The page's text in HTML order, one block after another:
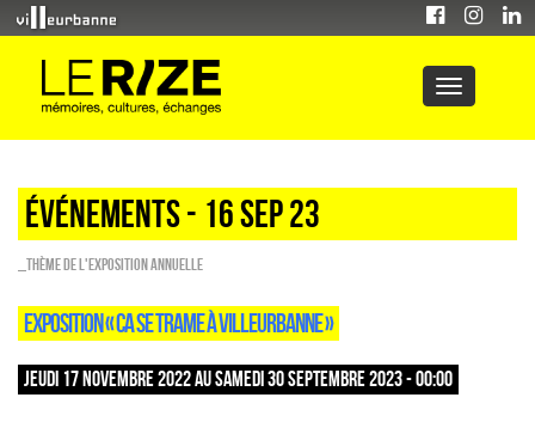
Événements - 16 Sep 23
_Thème de l'exposition annuelle
EXPOSITION « CA SE TRAME À VILLEURBANNE »
JEUDI 17 NOVEMBRE 2022 AU SAMEDI 30 SEPTEMBRE 2023 - 00:00